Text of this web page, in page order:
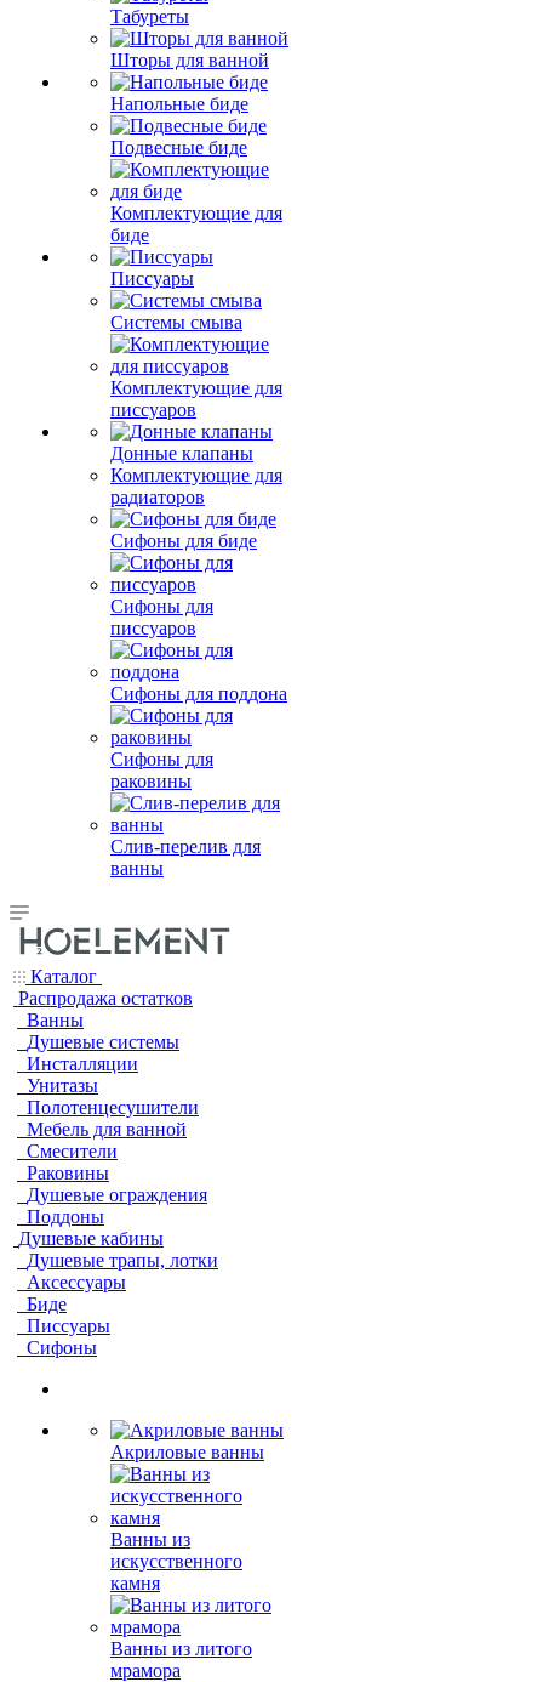
Табуреты
Шторы для ванной
Напольные биде
Подвесные биде
Комплектующие для
биде
Писсуары
Системы смыва
Комплектующие для
писсуаров
Донные клапаны
Комплектующие для
радиаторов
Сифоны для биде
Сифоны для
писсуаров
Сифоны для поддона
Сифоны для
раковины
Слив-перелив для
ванны
Каталог
Распродажа остатков
Ванны
Душевые системы
Инсталляции
Унитазы
Полотенцесушители
Мебель для ванной
Смесители
Раковины
Душевые ограждения
Поддоны
Душевые кабины
Душевые трапы, лотки
Аксессуары
Биде
Писсуары
Сифоны
Акриловые ванны
Ванны из
искусственного
камня
Ванны из литого
мрамора